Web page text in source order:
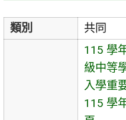
區類別 共同
115 學
級中等
入學重
115 學